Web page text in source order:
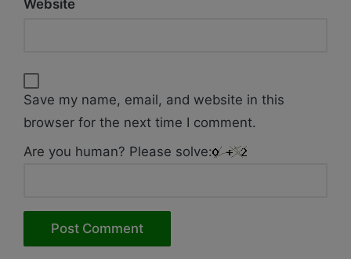
Website
Save my name, email, and website in this
browser for the next time I comment.
Are you human? Please solve: